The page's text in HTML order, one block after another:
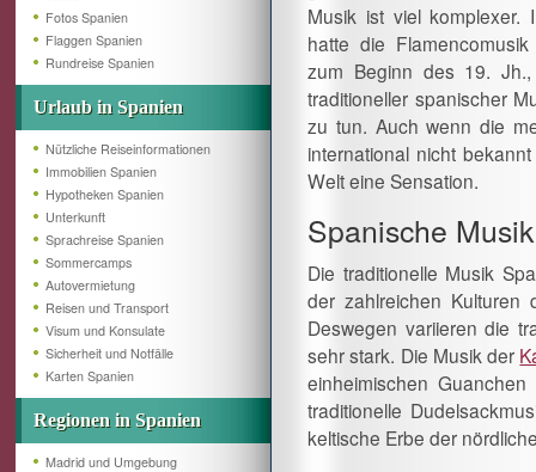
Fotos Spanien
Flaggen Spanien
Rundreise Spanien
Urlaub in Spanien
Nützliche Reiseinformationen
Immobilien Spanien
Hypotheken Spanien
Unterkunft
Sprachreise Spanien
Sommercamps
Autovermietung
Reisen und Transport
Visum und Konsulate
Sicherheit und Notfälle
Karten Spanien
Regionen in Spanien
Madrid und Umgebung
Musik ist viel komplexer.
hatte die
zum Beginn des 19.
traditioneller spanischer
zu tun. Auch wenn die
international nicht
Welt eine Sensation.
Spanische
Die traditionelle Musik
der zahlreichen
Deswegen variieren die
sehr stark. Die Musik der
einheimischen
traditionelle
keltische Erbe der